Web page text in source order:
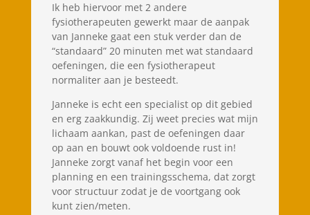
Ik heb hiervoor met 2 andere
fysiotherapeuten gewerkt maar de aanpak
van Janneke gaat een stuk verder dan de
“standaard” 20 minuten met wat standaard
oefeningen, die een fysiotherapeut
normaliter aan je besteedt.
Janneke is echt een specialist op dit gebied
en erg zaakkundig. Zij weet precies wat mijn
lichaam aankan, past de oefeningen daar
op aan en bouwt ook voldoende rust in!
Janneke zorgt vanaf het begin voor een
planning en een trainingsschema, dat zorgt
voor structuur zodat je de voortgang ook
kunt zien/meten.